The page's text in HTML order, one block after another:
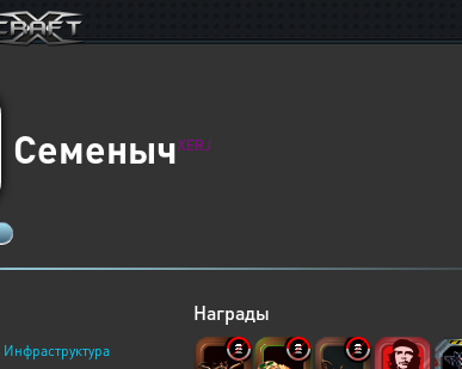
СеменычXERJ
Инфраструктура
Награды